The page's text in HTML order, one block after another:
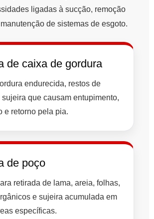
ligadas à sucção, remoção
de sistemas de esgoto.
de caixa de gordura
endurecida, restos de
que causam entupimento,
e retorno pela pia.
de poço
retirada de lama, areia, folhas,
e sujeira acumulada em
específicas.